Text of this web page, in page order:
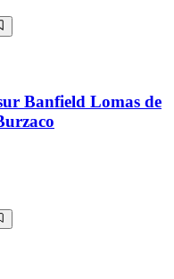
Banfield Lomas de